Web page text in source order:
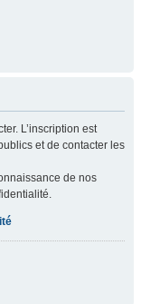
L’inscription est
et de contacter les
de nos